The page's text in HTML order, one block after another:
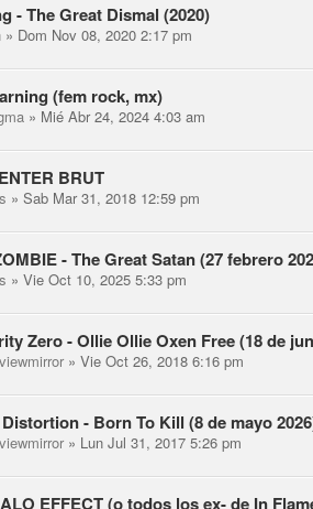
- The Great Dismal (2020)
» Dom Nov 08, 2020 2:17 pm
(fem rock, mx)
» Mié Abr 24, 2024 4:03 am
BRUT
» Sab Mar 31, 2018 12:59 pm
- The Great Satan (27 febrero
» Vie Oct 10, 2025 5:33 pm
Zero - Ollie Ollie Oxen Free (18 de
» Vie Oct 26, 2018 6:16 pm
- Born To Kill (8 de mayo
» Lun Jul 31, 2017 5:26 pm
EFFECT (o todos los ex- de In